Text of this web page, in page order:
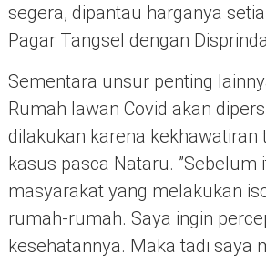
segera, dipantau harganya
Pagar Tangsel dengan
Sementara unsur penting
Rumah lawan Covid akan
dilakukan karena kekhawatiran
kasus pasca Nataru. ”Sebelum
masyarakat yang melakukan
rumah-rumah. Saya ingin
kesehatannya. Maka tadi saya